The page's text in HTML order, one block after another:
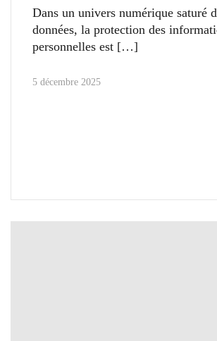
Dans un univers numérique saturé
données, la protection des
personnelles est
5 décembre 2025